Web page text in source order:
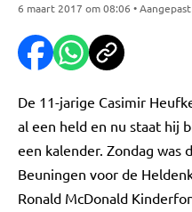
6 maart 2017 om 08:06 •
De 11-jarige Casimir
al een held en nu staat hij
een kalender. Zondag was
Beuningen voor de
Ronald McDonald